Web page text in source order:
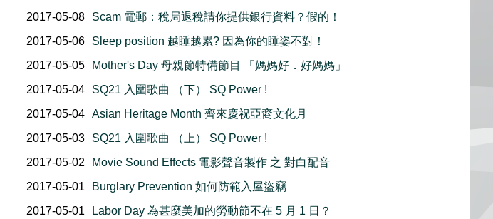
2017-05-08
Scam 電郵：稅局退稅請你提供銀行資料？假的！
2017-05-06
Sleep position 越睡越累? 因為你的睡姿不對！
2017-05-05
Mother's Day 母親節特備節目 「媽媽好．好媽媽」
2017-05-04
SQ21 入圍歌曲 （下） SQ Power !
2017-05-04
Asian Heritage Month 齊來慶祝亞裔文化月
2017-05-03
SQ21 入圍歌曲 （上） SQ Power !
2017-05-02
Movie Sound Effects 電影聲音製作 之 對白配音
2017-05-01
Burglary Prevention 如何防範入屋盜竊
2017-05-01
Labor Day 為甚麼美加的勞動節不在 5 月 1 日？